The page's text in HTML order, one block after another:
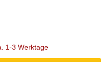
1-3 Werktage